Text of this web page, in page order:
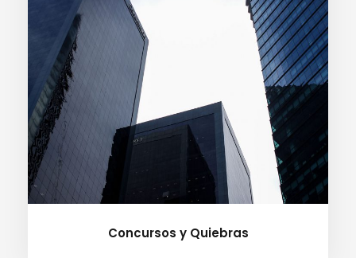
Concursos y Quiebras